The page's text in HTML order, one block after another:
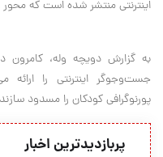
اینترنتی منتشر شده است که محور
به گزارش دویچه وله، کامرون
جست‌وجوگر اینترنتی را
پورنوگرافی کودکان را مسدود
پربازدیدترین اخبار